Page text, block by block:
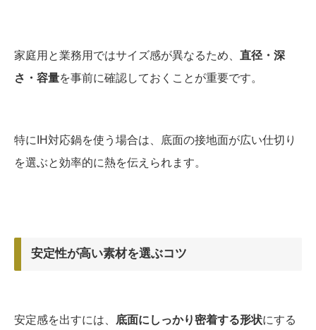
家庭用と業務用ではサイズ感が異なるため、 直径・深
さ・容量を事前に確認しておくことが重要です。
特にIH対応鍋を使う場合は、底面の接地面が広い仕切り
を選ぶと効率的に熱を伝えられます。
安定性が高い素材を選ぶコツ
安定感を出すには、 底面にしっかり密着する形状にする